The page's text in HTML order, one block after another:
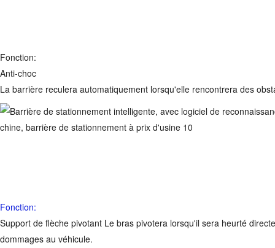
Fonction:
Anti-choc
La barrière reculera automatiquement lorsqu'elle rencontrera des
Fonction:
Support de flèche pivotant Le bras pivotera lorsqu'il sera heurté
dommages au véhicule.